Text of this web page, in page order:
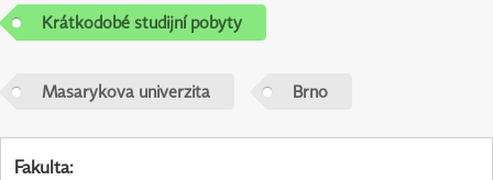
Krátkodobé studijní pobyty
Masarykova univerzita Brno
Fakulta: